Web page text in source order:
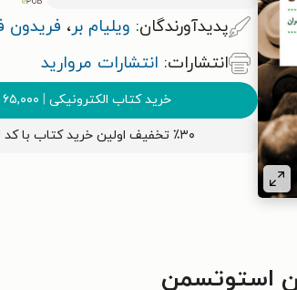
پدیدآورندگان: ویلیام بر، فریدون
انتشارات: انتشارات مروارید
خرید کتاب الکترونیکی ۶۵,۰۰۰
٪۳۰ تخفیف اولین خرید کتاب با کد
استوتسمن